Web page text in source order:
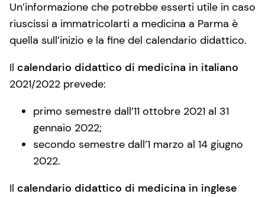
Un’informazione che potrebbe esserti utile in caso
riuscissi a immatricolarti a medicina a Parma è
quella sull’inizio e la fine del calendario didattico.
Il calendario didattico di medicina in italiano
2021/2022 prevede:
primo semestre dall’11 ottobre 2021 al 31
gennaio 2022;
secondo semestre dall’1 marzo al 14 giugno
2022.
Il calendario didattico di medicina in inglese